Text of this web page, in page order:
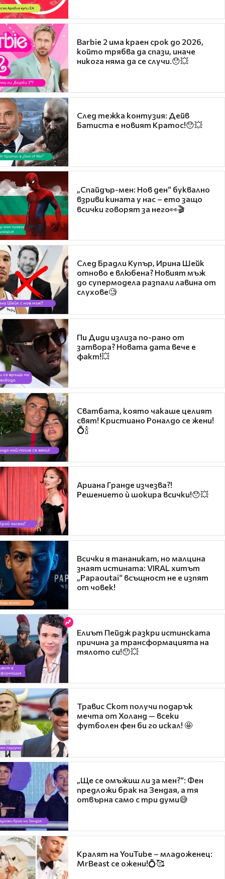
Barbie 2 има краен срок до 2026,
който трябва да спази, иначе
никога няма да се случи.😯💥
След тежка контузия: Дейв
Батиста е новият Кратос!😯💥
„Спайдър-мен: Нов ден“ буквално
взриви кината у нас – ето защо
всички говорят за него👀🎬
След Брадли Купър, Ирина Шейк
отново е влюбена? Новият мъж
до супермодела разпали лавина от
слухове🧐
Пи Диди излиза по-рано от
затвора? Новата дата вече е
факт!💥
Сватбата, която чакаше целият
свят! Кристиано Роналдо се жени!
💍🍾
Ариана Гранде изчезва?!
Решението ѝ шокира всички!😯💥
Всички я тананикат, но малцина
знаят истината: VIRAL хитът
„Papaoutai“ всъщност не е изпят
от човек!
Елиът Пейдж разкри истинската
причина за трансформацията на
тялото си!😯💥
Травис Скот получи подарък
мечта от Холанд — всеки
футболен фен би го искал! 🤩
„Ще се омъжиш ли за мен?“: Фен
предложи брак на Зендая, а тя
отвърна само с три думи😅
Кралят на YouTube – младоженец:
MrBeast се ожени!💍🥰